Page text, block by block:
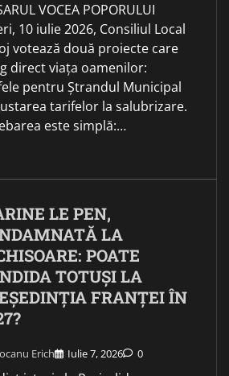
VOCEA POPORULUI
10 iulie 2026, Consiliul Local
votează două proiecte care
direct viața oamenilor:
pentru Ștrandul Municipal
tarifelor la salubrizare.
este simplă:…
LE PEN,
LA
POATE
TOTUȘI LA
FRANȚEI ÎN
Erich Iulie 7, 2026 0